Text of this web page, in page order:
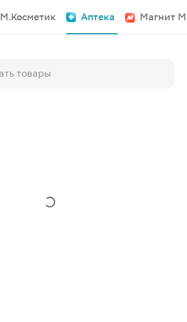
М.Косметик Аптека Магнит